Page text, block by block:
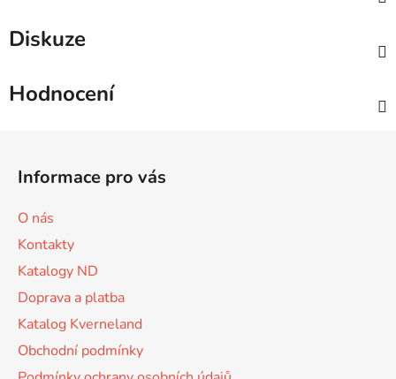
Diskuze
Hodnocení
Informace pro vás
O nás
Kontakty
Katalogy ND
Doprava a platba
Katalog Kverneland
Obchodní podmínky